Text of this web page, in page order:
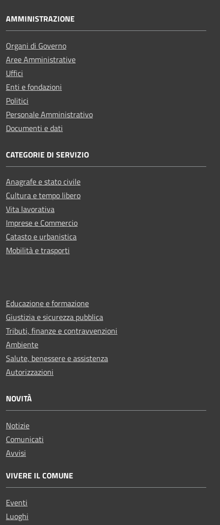
AMMINISTRAZIONE
Organi di Governo
Aree Amministrative
Uffici
Enti e fondazioni
Politici
Personale Amministrativo
Documenti e dati
CATEGORIE DI SERVIZIO
Anagrafe e stato civile
Cultura e tempo libero
Vita lavorativa
Imprese e Commercio
Catasto e urbanistica
Mobilità e trasporti
Educazione e formazione
Giustizia e sicurezza pubblica
Tributi, finanze e contravvenzioni
Ambiente
Salute, benessere e assistenza
Autorizzazioni
NOVITÀ
Notizie
Comunicati
Avvisi
VIVERE IL COMUNE
Eventi
Luoghi